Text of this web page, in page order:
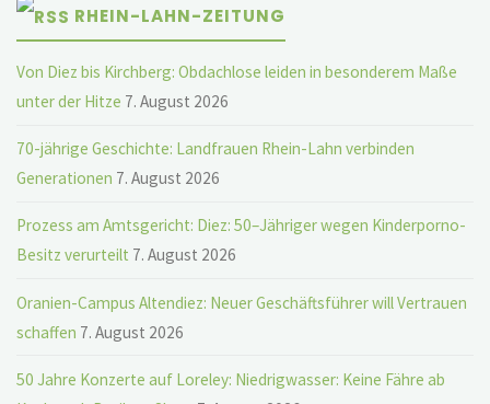
RHEIN-LAHN-ZEITUNG
Von Diez bis Kirchberg: Obdachlose leiden in besonderem Maße
unter der Hitze 7. August 2026
70-jährige Geschichte: Landfrauen Rhein-Lahn verbinden
Generationen 7. August 2026
Prozess am Amtsgericht: Diez: 50–Jähriger wegen Kinderporno-
Besitz verurteilt 7. August 2026
Oranien-Campus Altendiez: Neuer Geschäftsführer will Vertrauen
schaffen 7. August 2026
50 Jahre Konzerte auf Loreley: Niedrigwasser: Keine Fähre ab